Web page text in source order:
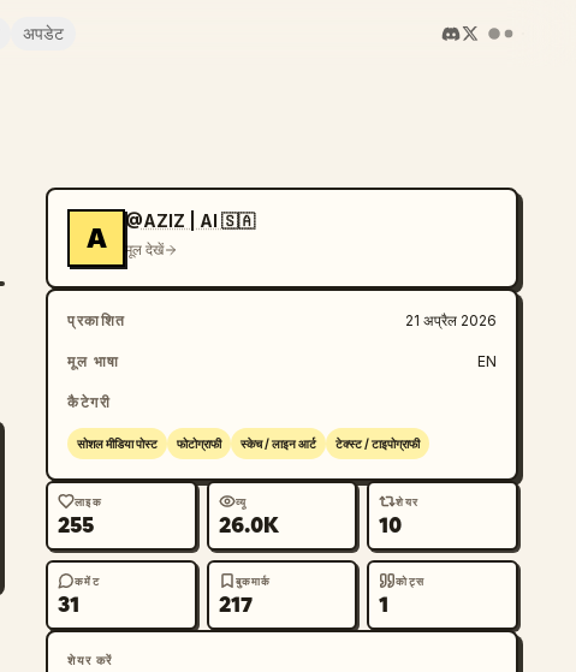
अपडेट
A
@AZIZ | AI 🇸🇦
मूल देखें
प्रकाशित 21 अप्रैल 2026
मूल भाषा EN
कैटेगरी
सोशल मीडिया पोस्ट फोटोग्राफी स्केच / लाइन आर्ट टेक्स्ट / टाइपोग्राफी
लाइक
255
व्यू
26.0K
शेयर
10
कमेंट
31
बुकमार्क
217
कोट्स
1
शेयर करें